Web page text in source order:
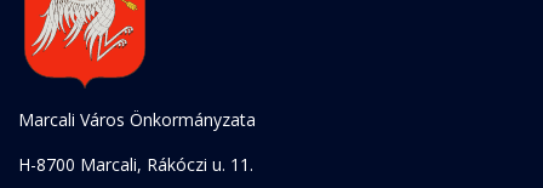
Marcali Város Önkormányzata
H-8700 Marcali, Rákóczi u. 11.